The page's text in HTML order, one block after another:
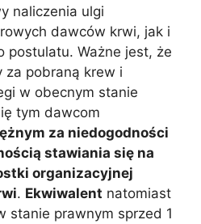
naliczenia ulgi
dawców krwi, jak i
postulatu. Ważne jest, że
za pobraną krew i
w obecnym stanie
tym dawcom
za niedogodności
stawiania się na
organizacyjnej
. Ekwiwalent natomiast
stanie prawnym sprzed 1